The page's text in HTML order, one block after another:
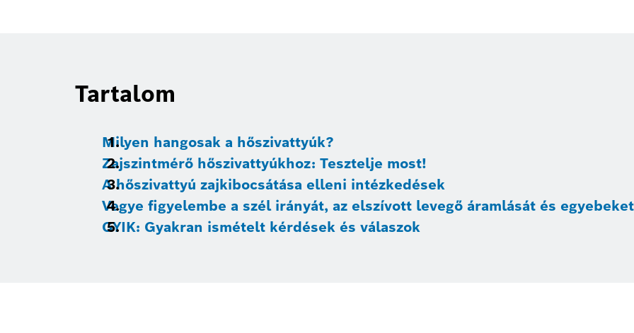
Tartalom
Milyen hangosak a hőszivattyúk?
Zajszintmérő hőszivattyúkhoz: Tesztelje most!
A hőszivattyú zajkibocsátása elleni intézkedések
Vegye figyelembe a szél irányát, az elszívott levegő áramlását és
GYIK: Gyakran ismételt kérdések és válaszok